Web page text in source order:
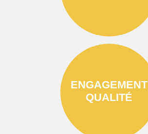
ENGAGEMENT
QUALITÉ